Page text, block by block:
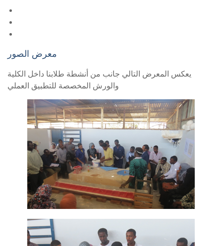
معرض الصور
يعكس المعرض التالي جانب من أنشطة طلابنا داخل الكلية
والورش المخصصة للتطبيق العملي